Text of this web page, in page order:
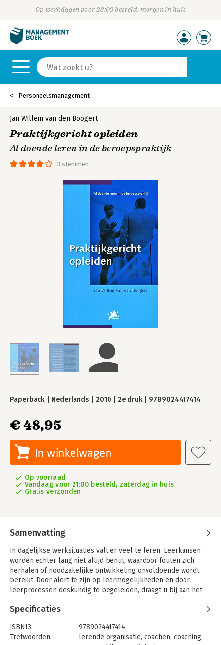
Op werkdagen voor 23:00 besteld, morgen in huis
Personeelsmanagement
3 stemmen
Jan Willem van den Boogert
Praktijkgericht opleiden
Al doende leren in de beroepspraktijk
Paperback Nederlands 2010 2e druk 9789024417414
€ 48,95
In winkelwagen
Op voorraad
Vandaag voor 21:00 besteld, zaterdag in huis
Gratis verzonden
Samenvatting
In dagelijkse werksituaties valt er veel te leren. Leerkansen
worden echter lang niet altijd benut, waardoor fouten zich
herhalen of noodzakelijke ontwikkeling onvoldoende wordt
bereikt. Door alert te zijn op leermogelijkheden en door
leerprocessen deskundig te begeleiden, draagt u bij aan het
cultuur in uw organisatie. Opleiders, managers en docenten
van hun visie op praktijkgericht opleiden en het (verder)
ontwikkelen van opleidercompetenties.
Specificaties
ISBN13:
9789024417414
Trefwoorden:
lerende organisatie, coachen, coaching,